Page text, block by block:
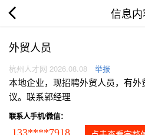
信息内
外贸人员
杭州人才网 2026.08.08 举报
本地企业，现招聘外贸人员，有
议。联系郭经理
联系人手机/微信：
133****7918